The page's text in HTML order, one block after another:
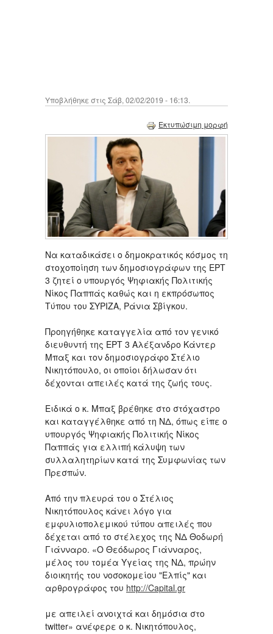
Υποβλήθηκε στις Σάβ, 02/02/2019 - 16:13.
Εκτυπώσιμη μορφή
Να καταδικάσει ο δημοκρατικός κόσμος τη
στοχοποίηση των δημοσιογράφων της ΕΡΤ
3 ζητεί ο υπουργός Ψηφιακής Πολιτικής
Νίκος Παππάς καθώς και η εκπρόσωπος
Τύπου του ΣΥΡΙΖΑ, Ράνια Σβίγκου.
Προηγήθηκε καταγγελία από τον γενικό
διευθυντή της ΕΡΤ 3 Αλέξανδρο Κάντερ
Μπαξ και τον δημοσιογράφο Στέλιο
Νικητόπουλο, οι οποίοι δήλωσαν ότι
δέχονται απειλές κατά της ζωής τους.
Ειδικά ο κ. Μπαξ βρέθηκε στο στόχαστρο
και καταγγέλθηκε από τη ΝΔ, όπως είπε ο
υπουργός Ψηφιακής Πολιτικής Νίκος
Παππάς για ελλιπή κάλυψη των
συλλαλητηρίων κατά της Συμφωνίας των
Πρεσπών.
Από την πλευρά του ο Στέλιος
Νικητόπουλος κάνει λόγο για
εμφυλιοπολεμικού τύπου απειλές που
δέχεται από το στέλεχος της ΝΔ Θοδωρή
Γιάνναρο. «Ο Θεόδωρος Γιάνναρος,
μέλος του τομέα Υγείας της ΝΔ, πρώην
διοικητής του νοσοκομείου "Ελπίς" και
αρθρογράφος του http://Capital.gr
με απειλεί ανοιχτά και δημόσια στο
twitter» ανέφερε ο κ. Νικητόπουλος,